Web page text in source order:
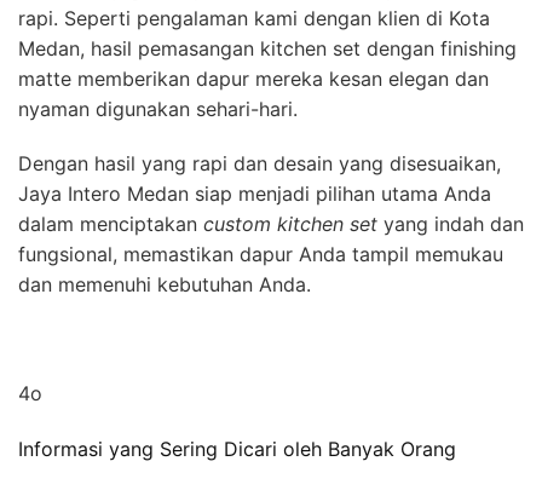
rapi. Seperti pengalaman kami dengan klien di Kota
Medan, hasil pemasangan kitchen set dengan finishing
matte memberikan dapur mereka kesan elegan dan
nyaman digunakan sehari-hari.
Dengan hasil yang rapi dan desain yang disesuaikan,
Jaya Intero Medan siap menjadi pilihan utama Anda
dalam menciptakan custom kitchen set yang indah dan
fungsional, memastikan dapur Anda tampil memukau
dan memenuhi kebutuhan Anda.
4o
Informasi yang Sering Dicari oleh Banyak Orang